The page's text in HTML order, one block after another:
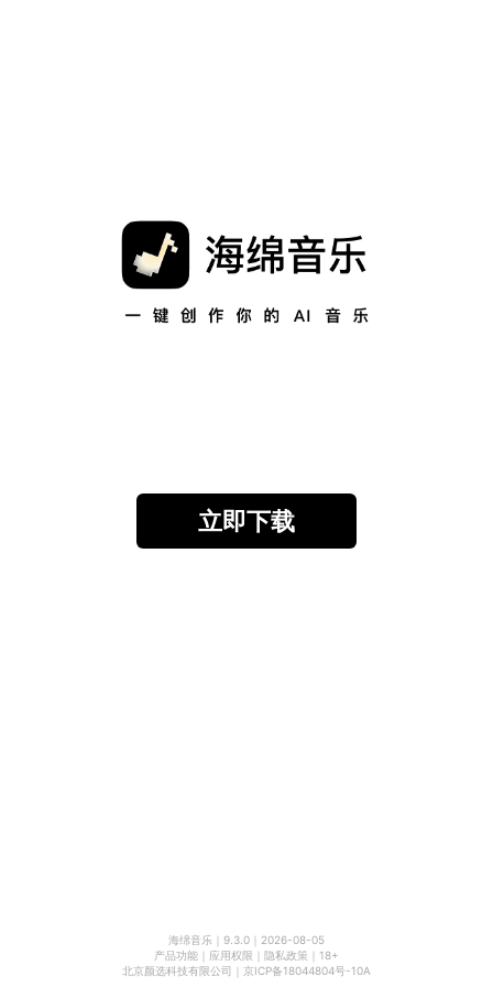
海绵音乐 ｜ 9.3.0 ｜ 2026-08-05
产品功能 ｜ 应用权限 ｜ 隐私政策 ｜ 18+
北京颜选科技有限公司 ｜ 京ICP备18044804号-10A
立即下载